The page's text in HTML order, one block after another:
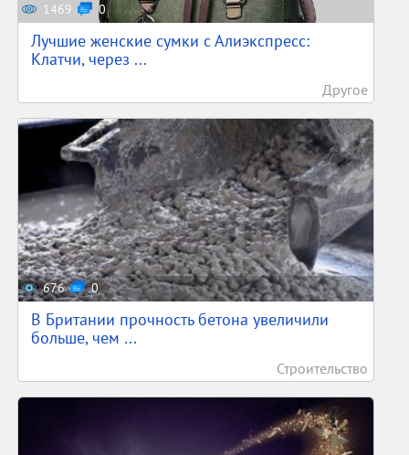
1469 0
Лучшие женские сумки с Алиэкспресс:
Клатчи, через ...
Другое
676 0
В Британии прочность бетона увеличили
больше, чем ...
Строительство